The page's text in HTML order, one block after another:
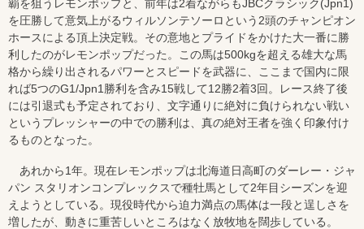
覇を狙うレモンポップと、前年は2着ながらもJBCクラシック(Jpn1)
を圧勝して意気上がるウィルソンテソーロという2頭のチャンピオン
ホースによる頂上決定戦。その意地とプライドをかけた大一番に勝
利したのがレモンポップだった。この馬は500kgを超える雄大な馬
格から繰り出されるパワーとスピードを武器に、ここまで国内に限
れば5つのG1/Jpn1勝利を含み15戦して12勝2着3回。レース終了後
には引退式も予定されており、文字通りに絶対に負けられない戦い
というプレッシャーの中での勝利は、真の絶対王者を強く印象付け
るものとなった。
あれから1年。現在レモンポップは北海道日高町のダーレー・ジャ
パン スタリオンコンプレックスで種牡馬として2年目シーズンを迎
えようとしている。現役時代から迫力満点の馬体は一段と逞しさを
増したが、動きに重苦しいところはなく放牧地を闊歩している。